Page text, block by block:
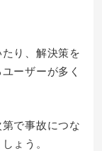
り、解決策を
ーザーが多く
で事故につな
ょう。